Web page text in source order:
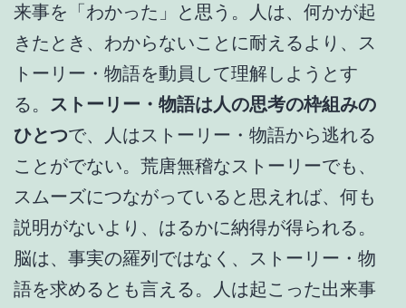
来事を「わかった」と思う。人は、何かが起
きたとき、わからないことに耐えるより、ス
トーリー・物語を動員して理解しようとす
る。 ストーリー・物語は人の思考の枠組みの
ひとつで、人はストーリー・物語から逃れる
ことがでない。荒唐無稽なストーリーでも、
スムーズにつながっていると思えれば、何も
説明がないより、はるかに納得が得られる。
脳は、事実の羅列ではなく、ストーリー・物
語を求めるとも言える。人は起こった出来事